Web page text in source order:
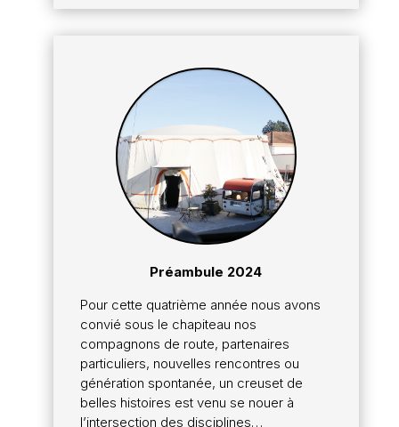
Préambule 2024
Pour cette quatrième année nous avons
convié sous le chapiteau nos
compagnons de route, partenaires
particuliers, nouvelles rencontres ou
génération spontanée, un creuset de
belles histoires est venu se nouer à
l’intersection des disciplines…